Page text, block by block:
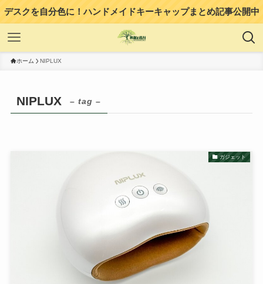
デスクを自分色に！ハンドメイドキーキャップまとめ記事公開中
ホーム NIPLUX
NIPLUX – tag –
ガジェット